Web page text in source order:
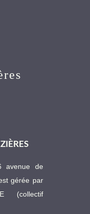
avenue de
gérée par
(collectif